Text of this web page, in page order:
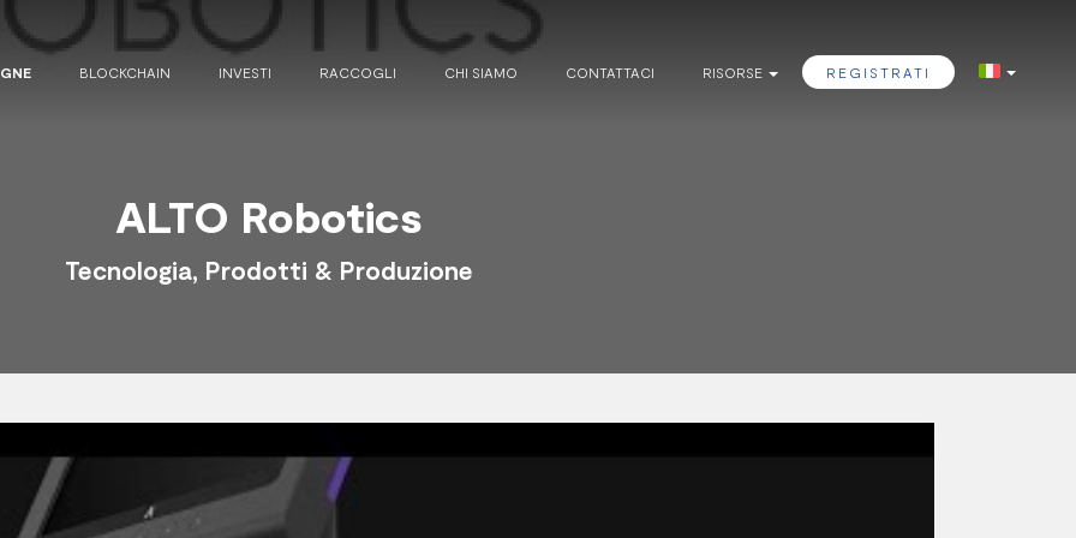
BLOCKCHAIN INVESTI RACCOGLI CHI SIAMO CONTATTACI RISORSE REGISTRATI
ALTO Robotics
Tecnologia, Prodotti & Produzione